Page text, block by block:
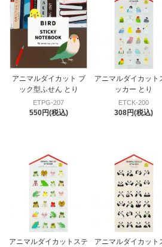
アニマルダイカット ブ
ック型ふせん とり
ETPG-207
550円(税込)
アニマルダイカット
ッカー とり
ETCK-200
308円(税込)
アニマルダイカットステ
アニマルダイカット